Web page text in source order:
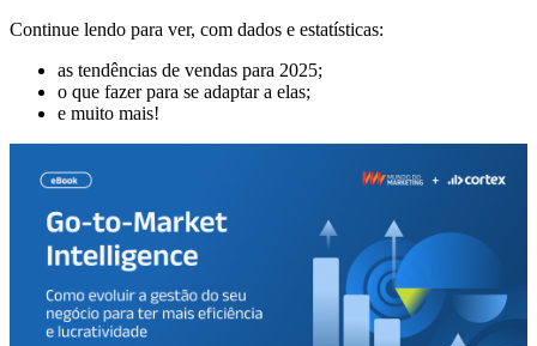
Continue lendo para ver, com dados e estatísticas:
as tendências de vendas para 2025;
o que fazer para se adaptar a elas;
e muito mais!